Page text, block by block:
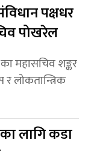
पक्षधर
पोखरेल
महासचिव शङ्कर
र लोकतान्त्रिक
लागि कडा